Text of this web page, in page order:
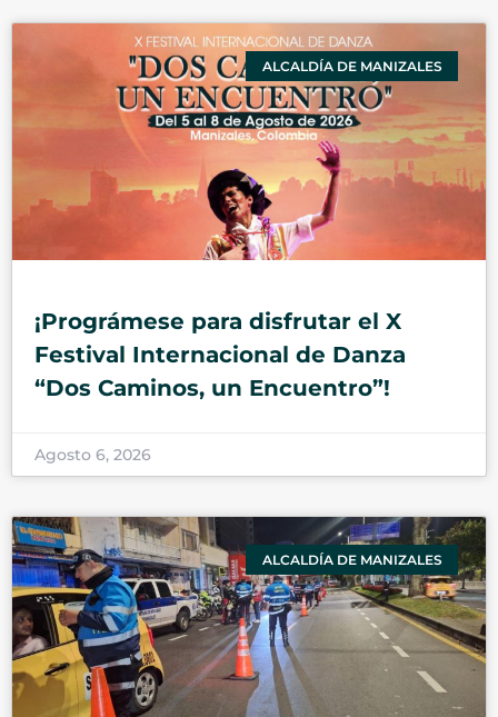
ALCALDÍA DE MANIZALES
¡Prográmese para disfrutar el X
Festival Internacional de Danza
“Dos Caminos, un Encuentro”!
Agosto 6, 2026
ALCALDÍA DE MANIZALES